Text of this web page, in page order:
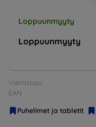
Loppuunmyyty
Loppuunmyyty
Valmistaja
EAN
Puhelimet ja tabletit